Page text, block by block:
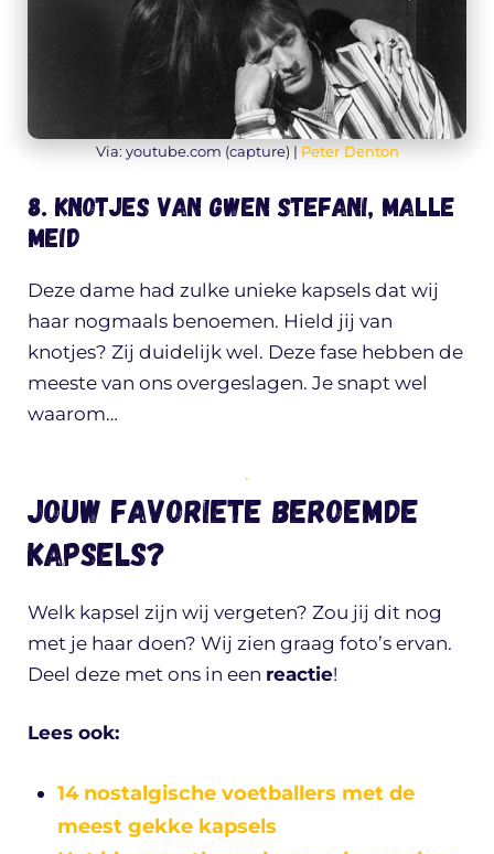
Via: youtube.com (capture) | Peter Denton
8. Knotjes van Gwen Stefani, malle
meid
Deze dame had zulke unieke kapsels dat wij
haar nogmaals benoemen. Hield jij van
knotjes? Zij duidelijk wel. Deze fase hebben de
meeste van ons overgeslagen. Je snapt wel
waarom…
.
Jouw favoriete beroemde
kapsels?
Welk kapsel zijn wij vergeten? Zou jij dit nog
met je haar doen? Wij zien graag foto’s ervan.
Deel deze met ons in een reactie!
Lees ook:
14 nostalgische voetballers met de
meest gekke kapsels